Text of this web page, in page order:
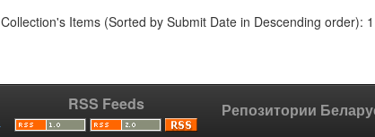
Collection's Items (Sorted by Submit Date in Descending order):
RSS Feeds Репозитории